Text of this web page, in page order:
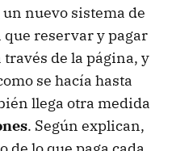
un nuevo sistema de
reservar y pagar
de la página, y
se hacía hasta
llega otra medida
. Según explican,